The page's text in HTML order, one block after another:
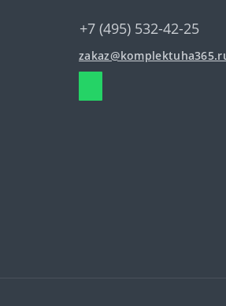
+7 (495) 532-42-25